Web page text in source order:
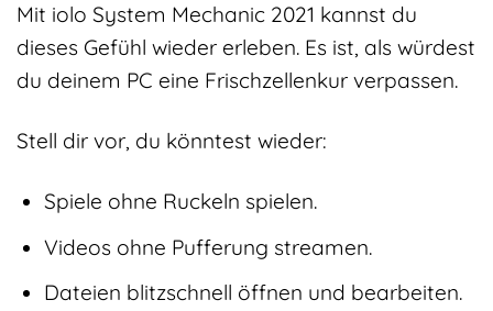
Mit iolo System Mechanic 2021 kannst du
dieses Gefühl wieder erleben. Es ist, als würdest
du deinem PC eine Frischzellenkur verpassen.
Stell dir vor, du könntest wieder:
Spiele ohne Ruckeln spielen.
Videos ohne Pufferung streamen.
Dateien blitzschnell öffnen und bearbeiten.